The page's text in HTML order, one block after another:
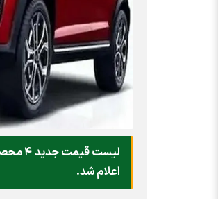
اعلام شد.